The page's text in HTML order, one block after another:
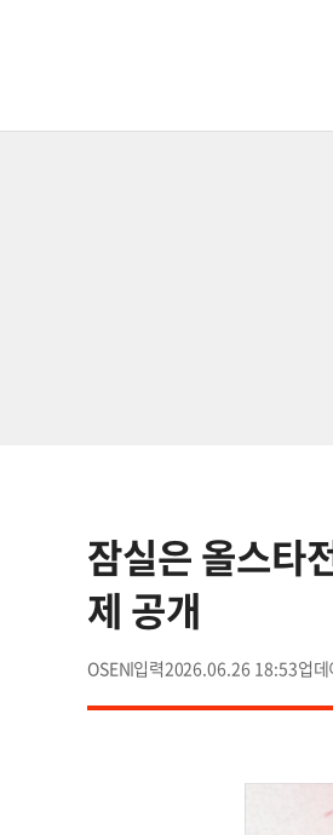
잠실은 올스타
제 공개
OSEN 2026.06.26 18:53